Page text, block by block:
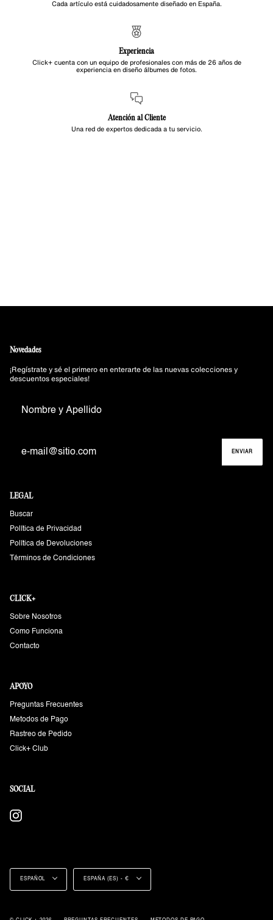
Cada artículo está cuidadosamente diseñado en España.
Experiencia
Click+ cuenta con un equipo de profesionales con más de 26 años de
experiencia en diseño álbumes de fotos.
Atención al Cliente
Una red de expertos dedicada a tu servicio.
Novedades
¡Regístrate y sé el primero en enterarte de las nuevas colecciones y
descuentos especiales!
ENVIAR
LEGAL
Buscar
Política de Privacidad
Política de Devoluciones
Términos de Condiciones
CLICK+
Sobre Nosotros
Como Funciona
Contacto
APOYO
Preguntas Frecuentes
Metodos de Pago
Rastreo de Pedido
Click+ Club
SOCIAL
Instagram
Idioma
ESPAÑOL
Moneda
ESPAÑA (ES) - €